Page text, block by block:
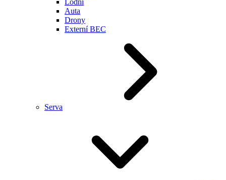
Lodní
Auta
Drony
Externí BEC
Serva